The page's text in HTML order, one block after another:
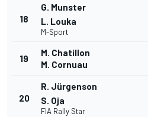
18
G. Munster
L. Louka
M-Sport
19
M. Chatillon
M. Cornuau
20
R. Jürgenson
S. Oja
FIA Rally Star